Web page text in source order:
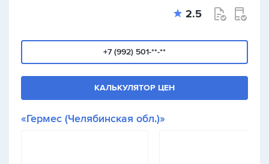
2.5
+7 (992) 501-**-**
КАЛЬКУЛЯТОР ЦЕН
«Гермес (Челябинская обл.)»